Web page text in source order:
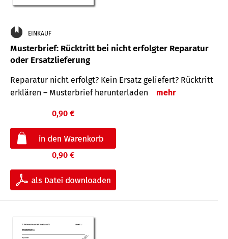
EINKAUF
Musterbrief: Rücktritt bei nicht erfolgter Reparatur
oder Ersatzlieferung
Reparatur nicht erfolgt? Kein Ersatz geliefert? Rücktritt
erklären – Musterbrief herunterladen
mehr
0,90 €
0,90 €